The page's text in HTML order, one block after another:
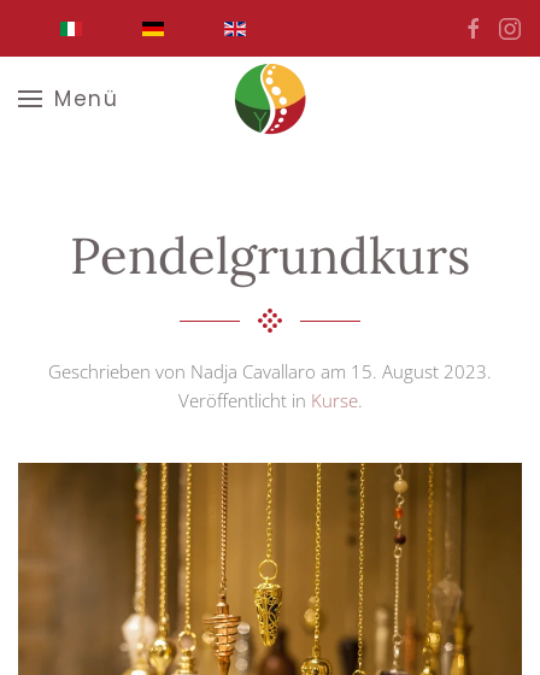
Zum Hauptinhalt springen
Menü
Pendelgrundkurs
Geschrieben von Nadja Cavallaro am 15. August 2023.
Veröffentlicht in Kurse.